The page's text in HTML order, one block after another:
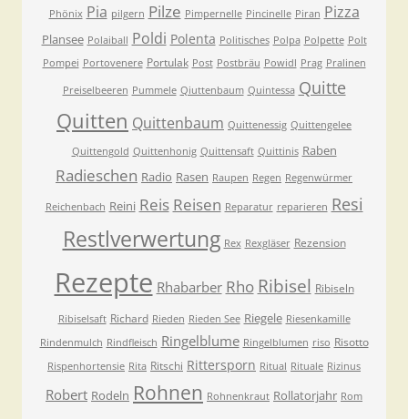
Phönix Pia pilgern Pilze Pimpernelle Pincinelle Piran Pizza
Plansee Polaiball Poldi Polenta Politisches Polpa Polpette Polt
Pompei Portovenere Portulak Post Postbräu Powidl Prag Pralinen
Preiselbeeren Pummele Qiuttenbaum Quintessa Quitte
Quitten Quittenbaum Quittenessig Quittengelee
Quittengold Quittenhonig Quittensaft Quittinis Raben
Radieschen Radio Rasen Raupen Regen Regenwürmer
Reichenbach Reini Reis Reisen Reparatur reparieren Resi
Restlverwertung Rex Rexgläser Rezension
Rezepte Rhabarber Rho Ribisel Ribiseln
Ribiselsaft Richard Rieden Rieden See Riegele Riesenkamille
Rindenmulch Rindfleisch Ringelblume Ringelblumen riso Risotto
Rispenhortensie Rita Ritschi Rittersporn Ritual Rituale Rizinus
Robert Rodeln Rohnen Rohnenkraut Rollatorjahr Rom